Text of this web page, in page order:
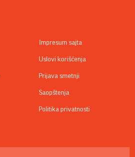
Impresum sajta
Uslovi korišćenja
Prijava smetnji
Saopštenja
Politika privatnosti